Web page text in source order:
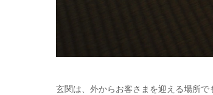
玄関は、外からお客さまを迎える場所